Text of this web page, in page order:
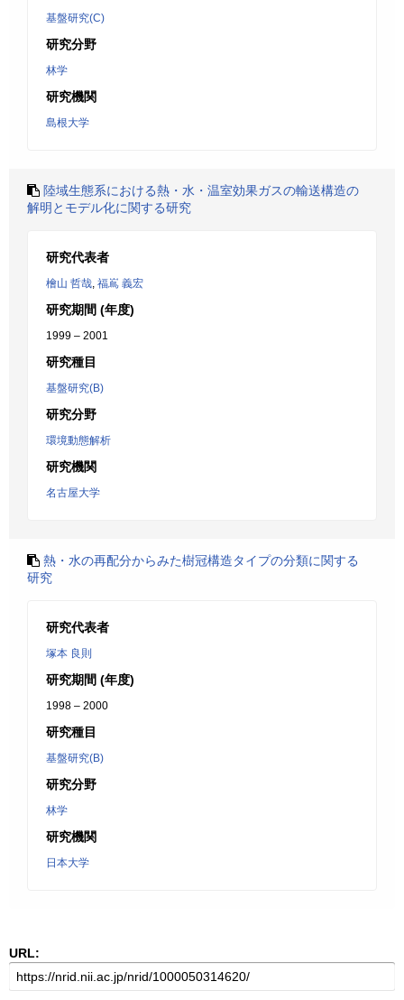
基盤研究(C)
研究分野
林学
研究機関
島根大学
陸域生態系における熱・水・温室効果ガスの輸送構造の
解明とモデル化に関する研究
研究代表者
檜山 哲哉, 福嶌 義宏
研究期間 (年度)
1999 – 2001
研究種目
基盤研究(B)
研究分野
環境動態解析
研究機関
名古屋大学
熱・水の再配分からみた樹冠構造タイプの分類に関する
研究
研究代表者
塚本 良則
研究期間 (年度)
1998 – 2000
研究種目
基盤研究(B)
研究分野
林学
研究機関
日本大学
URL: